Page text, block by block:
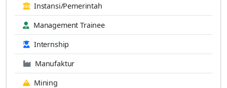
Instansi/Pemerintah
Management Trainee
Internship
Manufaktur
Mining